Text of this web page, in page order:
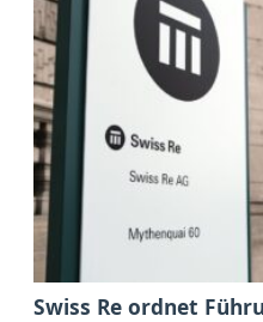
Swiss Re ordnet